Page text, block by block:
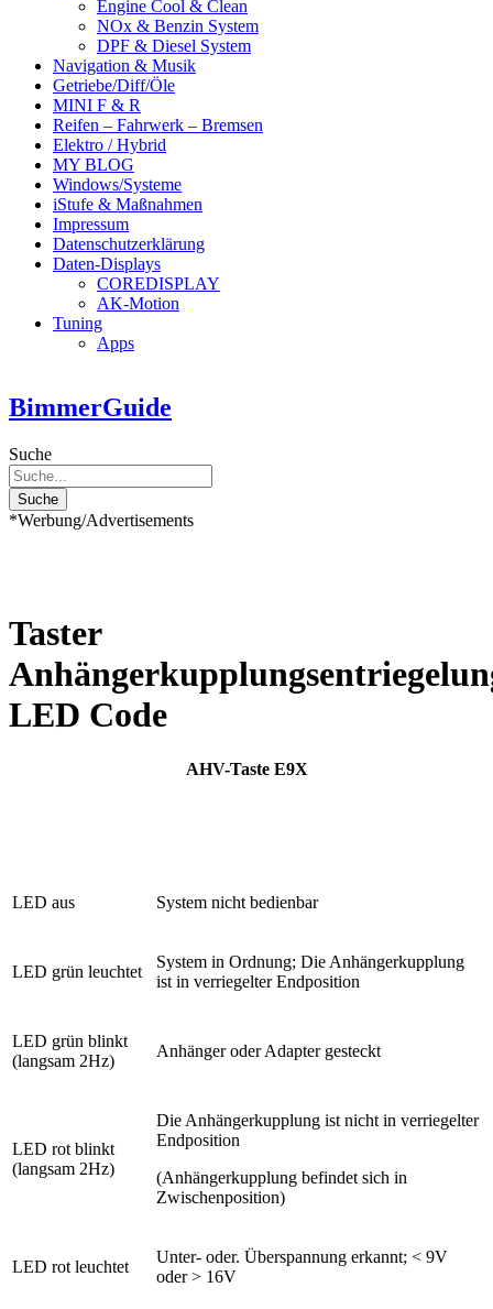
Engine Cool & Clean
NOx & Benzin System
DPF & Diesel System
Navigation & Musik
Getriebe/Diff/Öle
MINI F & R
Reifen – Fahrwerk – Bremsen
Elektro / Hybrid
MY BLOG
Windows/Systeme
iStufe & Maßnahmen
Impressum
Datenschutzerklärung
Daten-Displays
COREDISPLAY
AK-Motion
Tuning
Apps
BimmerGuide
Suche
Suche
*Werbung/Advertisements
Taster
LED Code
AHV-Taste E9X
LED aus System nicht bedienbar
LED grün leuchtet
System in Ordnung; Die Anhängerkupplung
ist in verriegelter Endposition
LED grün blinkt
(langsam 2Hz)
Anhänger oder Adapter gesteckt
LED rot blinkt
(langsam 2Hz)
Die Anhängerkupplung ist nicht in verriegelter
Endposition
(Anhängerkupplung befindet sich in
Zwischenposition)
LED rot leuchtet
Unter- oder. Überspannung erkannt; < 9V
oder > 16V